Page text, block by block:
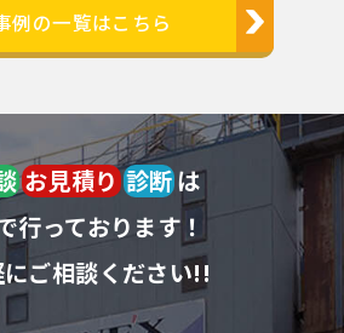
例の一覧はこちら
お見積り 診断は
行っております！
ご相談ください!!